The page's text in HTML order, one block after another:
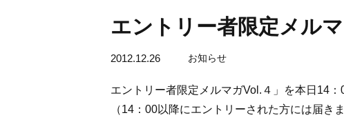
エントリー者限定メル
2012.12.26 お知らせ
エントリー者限定メルマガVol.４」を本日14：
（14：00以降にエントリーされた方には届き